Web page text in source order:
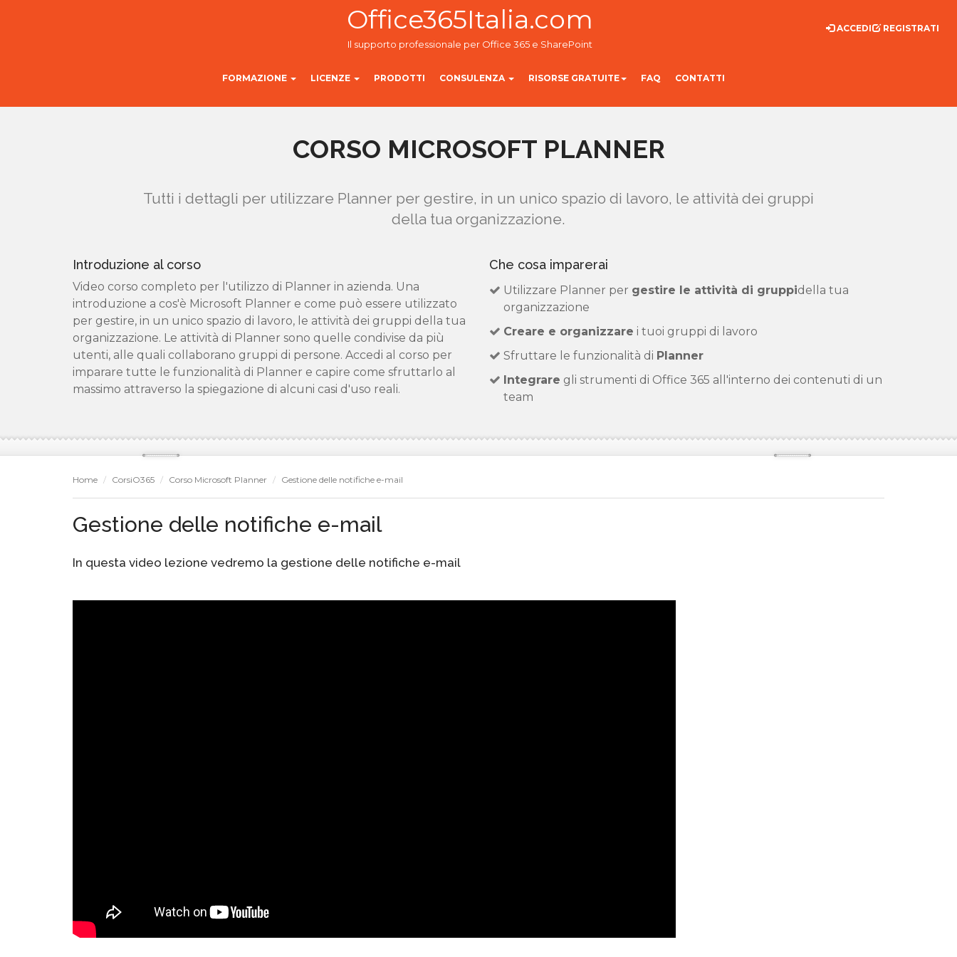
Office365Italia.com
Il supporto professionale per Office 365 e SharePoint
FORMAZIONE LICENZE PRODOTTI CONSULENZA RISORSE GRATUITE FAQ CONTATTI
REGISTRATI
ACCEDI
CORSO MICROSOFT PLANNER
Tutti i dettagli per utilizzare Planner per gestire, in un unico spazio di lavoro, le attività dei gruppi
della tua organizzazione.
Introduzione al corso
Video corso completo per l'utilizzo di Planner in azienda. Una
introduzione a cos'è Microsoft Planner e come può essere utilizzato
per gestire, in un unico spazio di lavoro, le attività dei gruppi della tua
organizzazione. Le attività di Planner sono quelle condivise da più
utenti, alle quali collaborano gruppi di persone. Accedi al corso per
imparare tutte le funzionalità di Planner e capire come sfruttarlo al
massimo attraverso la spiegazione di alcuni casi d'uso reali.
Che cosa imparerai
Utilizzare Planner per gestire le attività di gruppidella tua
organizzazione
Creare e organizzare i tuoi gruppi di lavoro
Sfruttare le funzionalità di Planner
Integrare gli strumenti di Office 365 all'interno dei contenuti di un
team
Home CorsiO365 Corso Microsoft Planner Gestione delle notifiche e-mail
Gestione delle notifiche e-mail
In questa video lezione vedremo la gestione delle notifiche e-mail